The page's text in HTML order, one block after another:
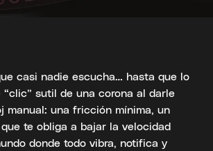
casi nadie escucha… hasta que lo
“clic” sutil de una corona al darle
manual: una fricción mínima, un
te obliga a bajar la velocidad
donde todo vibra, notifica y